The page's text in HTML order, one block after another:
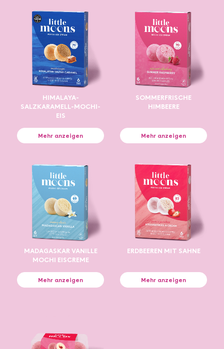
HIMALAYA-
SALZKARAMELL-MOCHI-
EIS
Mehr anzeigen
SOMMERFRISCHE
HIMBEERE
Mehr anzeigen
MADAGASKAR VANILLE
MOCHI EISCREME
Mehr anzeigen
ERDBEEREN MIT SAHNE
Mehr anzeigen